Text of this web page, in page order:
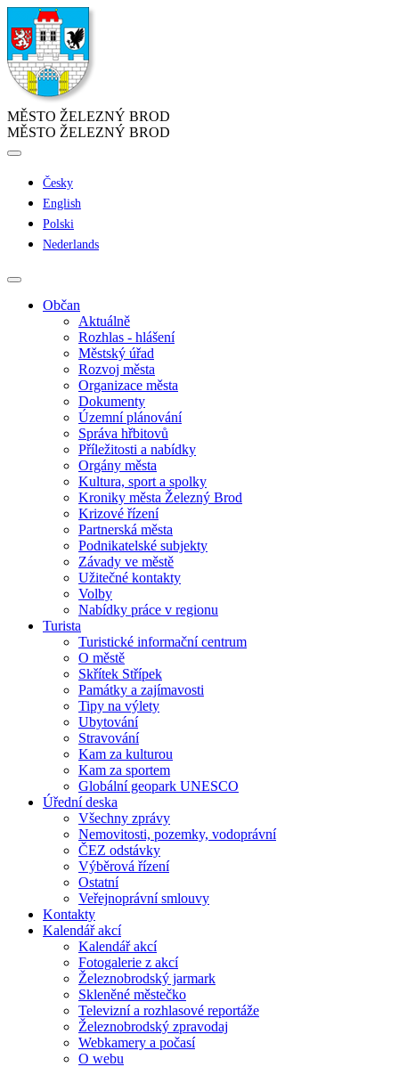
MĚSTO ŽELEZNÝ BROD
MĚSTO ŽELEZNÝ BROD
Česky
English
Polski
Nederlands
Občan
Aktuálně
Rozhlas - hlášení
Městský úřad
Rozvoj města
Organizace města
Dokumenty
Územní plánování
Správa hřbitovů
Příležitosti a nabídky
Orgány města
Kultura, sport a spolky
Kroniky města Železný Brod
Krizové řízení
Partnerská města
Podnikatelské subjekty
Závady ve městě
Užitečné kontakty
Volby
Nabídky práce v regionu
Turista
Turistické informační centrum
O městě
Skřítek Střípek
Památky a zajímavosti
Tipy na výlety
Ubytování
Stravování
Kam za kulturou
Kam za sportem
Globální geopark UNESCO
Úřední deska
Všechny zprávy
Nemovitosti, pozemky, vodoprávní
ČEZ odstávky
Výběrová řízení
Ostatní
Veřejnoprávní smlouvy
Kontakty
Kalendář akcí
Kalendář akcí
Fotogalerie z akcí
Železnobrodský jarmark
Skleněné městečko
Televizní a rozhlasové reportáže
Železnobrodský zpravodaj
Webkamery a počasí
O webu